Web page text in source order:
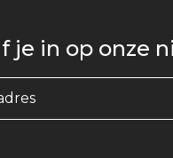
je in op onze